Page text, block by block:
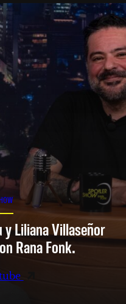
y Liliana Villaseñor
Rana Fonk.